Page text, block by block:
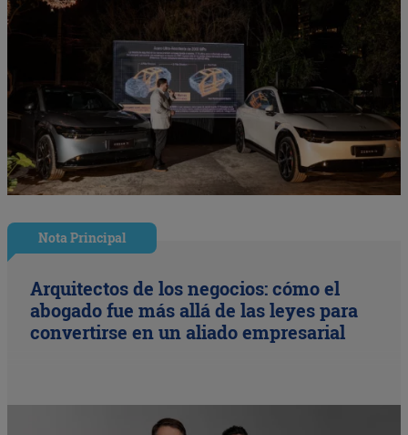
Nota Principal
Arquitectos de los negocios: cómo el
abogado fue más allá de las leyes para
convertirse en un aliado empresarial